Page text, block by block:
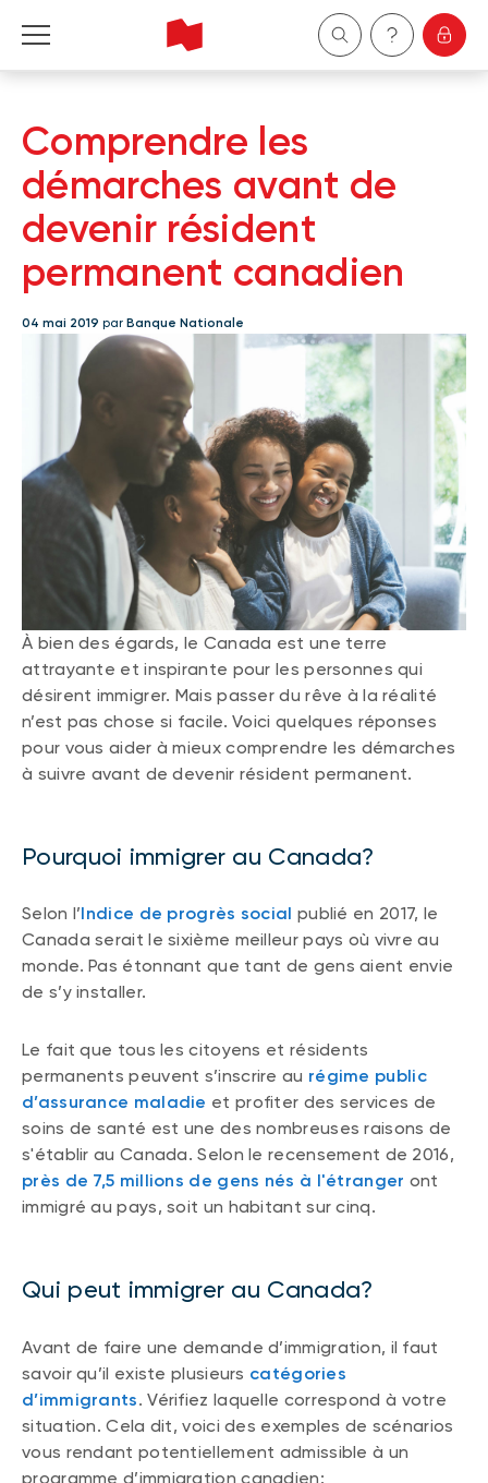
Entreprises
Gestion de patrimoine
À propos de nous
Devenir client
Comprendre les
démarches avant de
devenir résident
permanent canadien
04 mai 2019 par Banque Nationale
À bien des égards, le Canada est une terre
attrayante et inspirante pour les personnes qui
désirent immigrer. Mais passer du rêve à la réalité
n’est pas chose si facile. Voici quelques réponses
pour vous aider à mieux comprendre les démarches
à suivre avant de devenir résident permanent.
Pourquoi immigrer au Canada?
Selon l’Indice de progrès social publié en 2017, le
Canada serait le sixième meilleur pays où vivre au
monde. Pas étonnant que tant de gens aient envie
de s’y installer.
Le fait que tous les citoyens et résidents
permanents peuvent s’inscrire au régime public
d’assurance maladie et profiter des services de
soins de santé est une des nombreuses raisons de
s'établir au Canada. Selon le recensement de 2016,
près de 7,5 millions de gens nés à l'étranger ont
immigré au pays, soit un habitant sur cinq.
Qui peut immigrer au Canada?
Avant de faire une demande d’immigration, il faut
savoir qu’il existe plusieurs catégories
d’immigrants. Vérifiez laquelle correspond à votre
situation. Cela dit, voici des exemples de scénarios
vous rendant potentiellement admissible à un
programme d’immigration canadien: